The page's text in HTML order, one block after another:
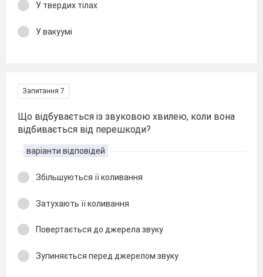
У твердих тілах
У вакуумі
Запитання 7
Що відбувається із звуковою хвилею, коли вона
відбивається від перешкоди?
варіанти відповідей
Збільшуються її коливання
Затухають її коливання
Повертається до джерела звуку
Зупиняється перед джерелом звуку